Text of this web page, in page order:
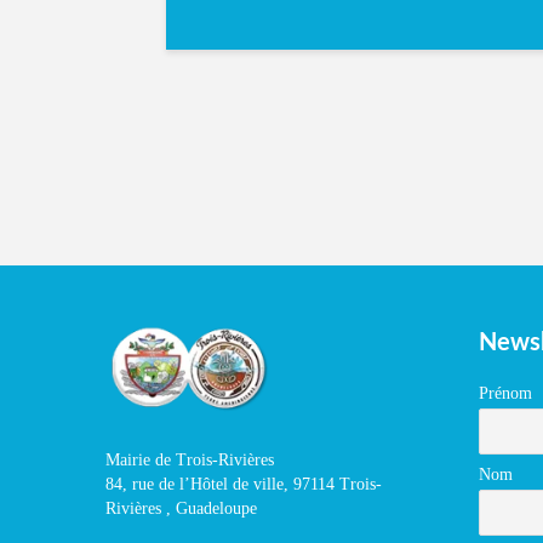
Mairie de Trois-Rivières
84, rue de l’Hôtel de ville, 97114 Trois-
Rivières , Guadeloupe
Prénom
Nom